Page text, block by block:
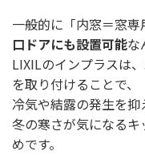
一般的に「内窓＝窓
口ドアにも設置可能な
LIXILのインプラスは
を取り付けることで、
冷気や結露の発生を抑
冬の寒さが気になる
めです。